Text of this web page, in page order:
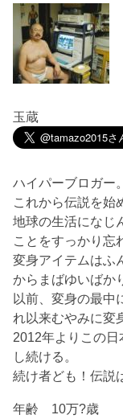
玉蔵
ハイパーブロガー。
これから伝説を始
地球の生活になじ
ことをすっかり忘
変身アイテムはふ
からまばゆいばか
以前、変身の最中
れ以来むやみに変
2012年よりこの
し続ける。
続け者ども！伝説
年齢 10万?歳